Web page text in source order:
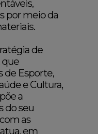
por meio da
de
que
de Esporte,
e Cultura,
a
do seu
as
em